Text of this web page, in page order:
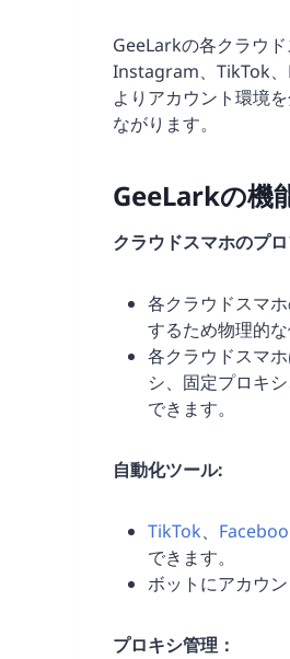
GeeLarkの各クラウ
Instagram、TikTok、
よりアカウント環境
ながります。
GeeLarkの機
クラウドスマホのプロ
各クラウドスマ
するため物理的
各クラウドスマ
シ、固定プロキ
できます。
自動化ツール:
TikTok、
できます。
ボットにアカウ
プロキシ管理：